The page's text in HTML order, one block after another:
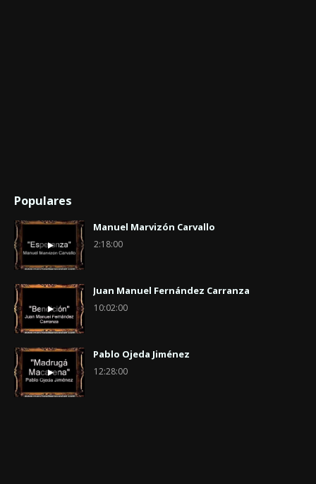
Populares
Manuel Marvizón Carvallo
2:18:00
Juan Manuel Fernández Carranza
10:02:00
Pablo Ojeda Jiménez
12:28:00